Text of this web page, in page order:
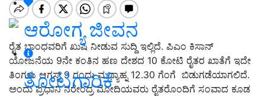
ಆರೋಗ್ಯ ಜೀವನ
ತೋಟಗಾರಿಕೆ
ರೈತ ಬಾಂಧವರಿಗೆ ಖುಷಿ ನೀಡುವ ಸುದ್ದಿ ಇಲ್ಲಿದೆ. ಪಿಎಂ ಕಿಸಾನ್
ಯೋಜನೆಯ 9ನೇ ಕಂತಿನ ಹಣ ದೇಶದ 10 ಕೋಟಿ ರೈತರ ಖಾತೆಗೆ ಇದೇ
ತಿಂಗಳು ಆಗಸ್ಟ್ 9 ರಂದು ಮಧ್ಯಾಹ್ನ 12.30 ಗೆಂಗೆ ಬಿಡುಗಡೆಯಾಗಲಿದೆ.
ಅಂದು ಪ್ರಧಾನಿ ನರೇಂದ್ರ ಮೋದಿಯವರು ರೈತರೊಂದಿಗೆ ಸಂವಾದ ಕೂಡ